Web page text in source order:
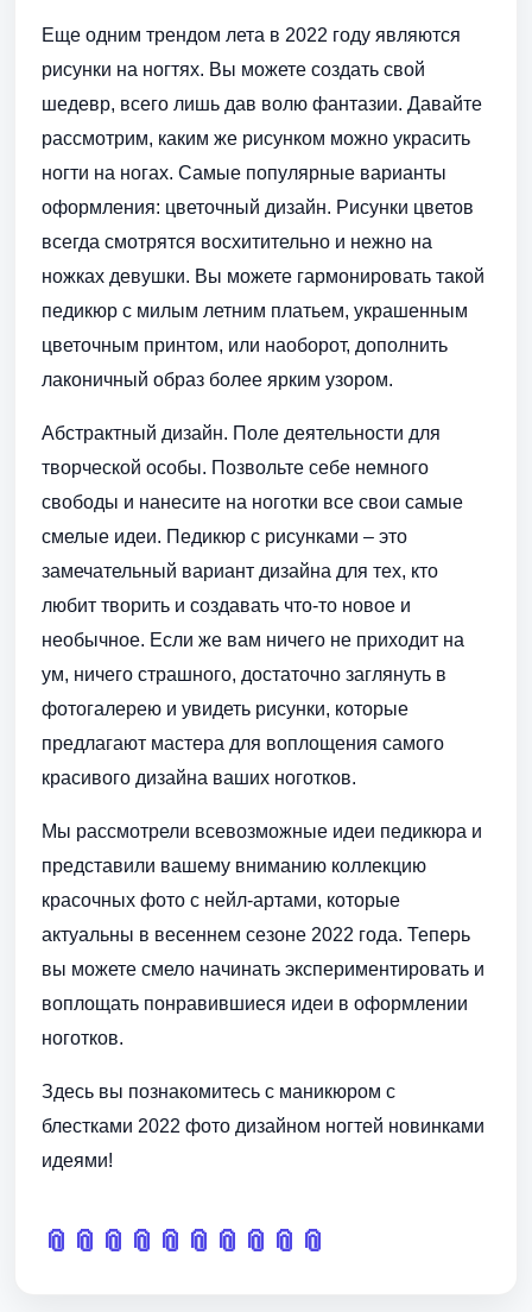
Еще одним трендом лета в 2022 году являются
рисунки на ногтях. Вы можете создать свой
шедевр, всего лишь дав волю фантазии. Давайте
рассмотрим, каким же рисунком можно украсить
ногти на ногах. Самые популярные варианты
оформления: цветочный дизайн. Рисунки цветов
всегда смотрятся восхитительно и нежно на
ножках девушки. Вы можете гармонировать такой
педикюр с милым летним платьем, украшенным
цветочным принтом, или наоборот, дополнить
лаконичный образ более ярким узором.
Абстрактный дизайн. Поле деятельности для
творческой особы. Позвольте себе немного
свободы и нанесите на ноготки все свои самые
смелые идеи. Педикюр с рисунками – это
замечательный вариант дизайна для тех, кто
любит творить и создавать что-то новое и
необычное. Если же вам ничего не приходит на
ум, ничего страшного, достаточно заглянуть в
фотогалерею и увидеть рисунки, которые
предлагают мастера для воплощения самого
красивого дизайна ваших ноготков.
Мы рассмотрели всевозможные идеи педикюра и
представили вашему вниманию коллекцию
красочных фото с нейл-артами, которые
актуальны в весеннем сезоне 2022 года. Теперь
вы можете смело начинать экспериментировать и
воплощать понравившиеся идеи в оформлении
ноготков.
Здесь вы познакомитесь с маникюром с
блестками 2022 фото дизайном ногтей новинками
идеями!
📎 📎 📎 📎 📎 📎 📎 📎 📎 📎